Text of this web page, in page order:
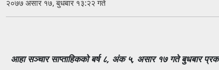
२०७७ असार १७, बुधबार १३:२२ गते
आहा सञ्चार साप्ताहिकको बर्ष ८, अंक ५, असार १७ गते बुधबार